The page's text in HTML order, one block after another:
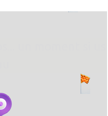
un moment si us